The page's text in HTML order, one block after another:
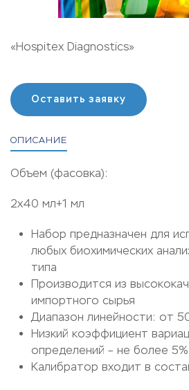
«Hospitex Diagnostics»
Оставить заявку
ОПИСАНИЕ
Объем (фасовка):
2х40 мл+1 мл
Набор предназначен для
любых биохимических
типа
Производится из
импортного сырья
Диапазон линейности: от
Низкий коэффициент
определений – не более 5%.
Калибратор входит в